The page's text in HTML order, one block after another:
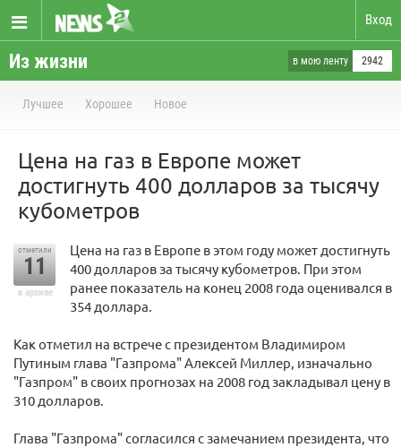
Вход
Из жизни в мою ленту 2942
Лучшее Хорошее Новое
Цена на газ в Европе может
достигнуть 400 долларов за тысячу
кубометров
отметили
11
в архиве
Цена на газ в Европе в этом году может достигнуть
400 долларов за тысячу кубометров. При этом
ранее показатель на конец 2008 года оценивался в
354 доллара.
Как отметил на встрече с президентом Владимиром
Путиным глава "Газпрома" Алексей Миллер, изначально
"Газпром" в своих прогнозах на 2008 год закладывал цену в
310 долларов.
Глава "Газпрома" согласился с замечанием президента, что